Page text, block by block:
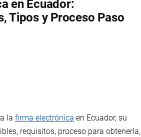
en Ecuador:
Tipos y Proceso Paso
la firma electrónica en Ecuador, su
requisitos, proceso para obtenerla,